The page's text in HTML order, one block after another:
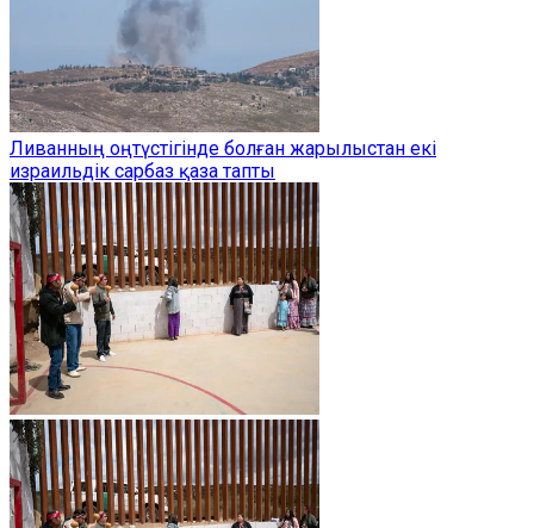
Ливанның оңтүстігінде болған жарылыстан екі
израильдік сарбаз қаза тапты